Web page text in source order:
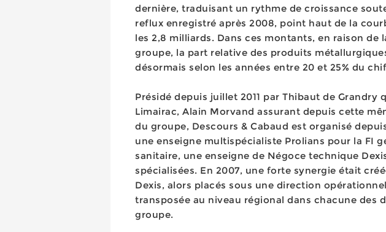
dernière, traduisant un rythme de croissance
reflux enregistré après 2008, point haut de la
les 2,8 milliards. Dans ces montants, en raison de
groupe, la part relative des produits
désormais selon les années entre 20 et 25% du
Présidé depuis juillet 2011 par Thibaut de Grandry
Limairac, Alain Morvand assurant depuis cette
du groupe, Descours & Cabaud est organisé
une enseigne multispécialiste Prolians pour la FI
sanitaire, une enseigne de Négoce technique
spécialisées. En 2007, une forte synergie était
Dexis, alors placés sous une direction
transposée au niveau régional dans chacune des
groupe.